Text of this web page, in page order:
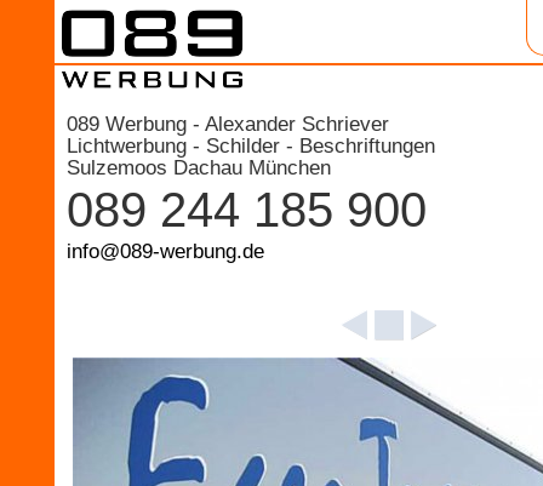
089 Werbung - Alexander Schriever
Lichtwerbung - Schilder - Beschriftungen
Sulzemoos Dachau München
089 244 185 900
info@089-werbung.de